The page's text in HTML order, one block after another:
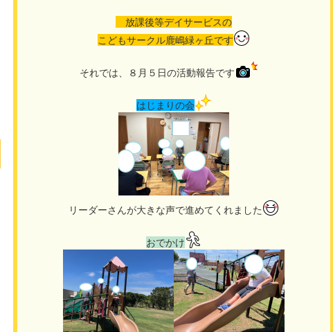
放課後等デイサービスの
こどもサークル鹿嶋緑ヶ丘です
それでは、８月５日の活動報告です
はじまりの会
リーダーさんが大きな声で進めてくれました
おでかけ